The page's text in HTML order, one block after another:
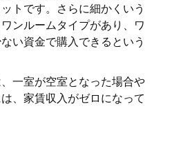
トです。さらに細かくいう
ンルームタイプがあり、ワ
い資金で購入できるという
一室が空室となった場合や
、家賃収入がゼロになって